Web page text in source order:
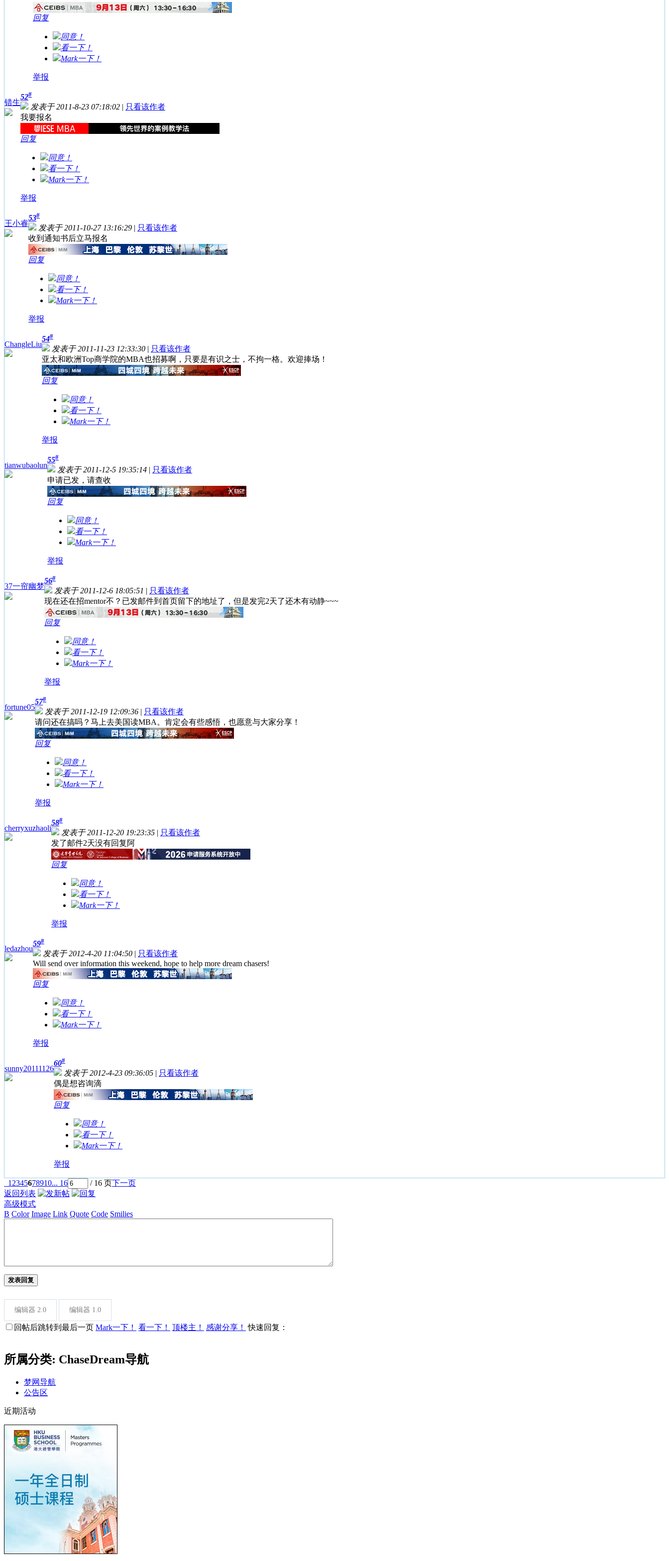
回复
同意！
看一下！
Mark一下！
举报
错生
52#
发表于 2011-8-23 07:18:02 | 只看该作者
我要报名
回复
同意！
看一下！
Mark一下！
举报
王小睿
53#
发表于 2011-10-27 13:16:29 | 只看该作者
收到通知书后立马报名
回复
同意！
看一下！
Mark一下！
举报
ChangleLiu
54#
发表于 2011-11-23 12:33:30 | 只看该作者
亚太和欧洲Top商学院的MBA也招募啊，只要是有识之士，不拘一格。欢迎捧场！
回复
同意！
看一下！
Mark一下！
举报
tianwubaolun
55#
发表于 2011-12-5 19:35:14 | 只看该作者
申请已发，请查收
回复
同意！
看一下！
Mark一下！
举报
37一帘幽梦
56#
发表于 2011-12-6 18:05:51 | 只看该作者
现在还在招mentor不？已发邮件到首页留下的地址了，但是发完2天了还木有动静~~~
回复
同意！
看一下！
Mark一下！
举报
fortune05
57#
发表于 2011-12-19 12:09:36 | 只看该作者
请问还在搞吗？马上去美国读MBA。肯定会有些感悟，也愿意与大家分享！
回复
同意！
看一下！
Mark一下！
举报
cherryxuzhaoli
58#
发表于 2011-12-20 19:23:35 | 只看该作者
发了邮件2天没有回复阿
回复
同意！
看一下！
Mark一下！
举报
ledazhou
59#
发表于 2012-4-20 11:04:50 | 只看该作者
Will send over information this weekend, hope to help more dream chasers!
回复
同意！
看一下！
Mark一下！
举报
sunny20111126
60#
发表于 2012-4-23 09:36:05 | 只看该作者
偶是想咨询滴
回复
同意！
看一下！
Mark一下！
举报
1 2345678910... 16 / 16 页下一页
返回列表
高级模式
B Color Image Link Quote Code Smilies
发表回复
编辑器 2.0 编辑器 1.0
回帖后跳转到最后一页 Mark一下！ 看一下！ 顶楼主！ 感谢分享！ 快速回复：
所属分类: ChaseDream导航
梦网导航
公告区
近期活动